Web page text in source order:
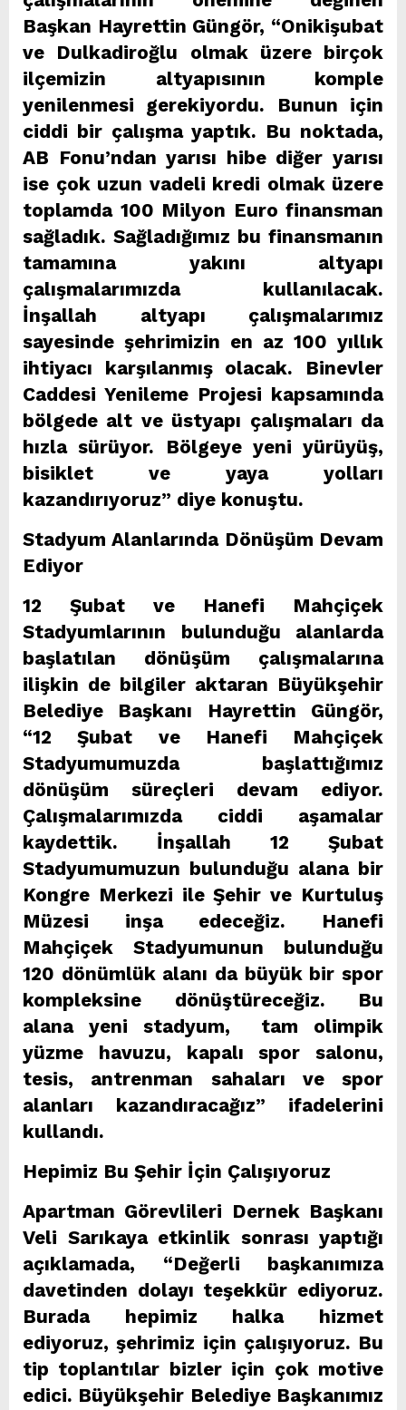
Başkan Hayrettin Güngör, “Onikişubat
ve Dulkadiroğlu olmak üzere birçok
ilçemizin altyapısının komple
yenilenmesi gerekiyordu. Bunun için
ciddi bir çalışma yaptık. Bu noktada,
AB Fonu’ndan yarısı hibe diğer yarısı
ise çok uzun vadeli kredi olmak üzere
toplamda 100 Milyon Euro finansman
sağladık. Sağladığımız bu finansmanın
tamamına yakını altyapı
çalışmalarımızda kullanılacak.
İnşallah altyapı çalışmalarımız
sayesinde şehrimizin en az 100 yıllık
ihtiyacı karşılanmış olacak. Binevler
Caddesi Yenileme Projesi kapsamında
bölgede alt ve üstyapı çalışmaları da
hızla sürüyor. Bölgeye yeni yürüyüş,
bisiklet ve yaya yolları
kazandırıyoruz” diye konuştu.
Stadyum Alanlarında Dönüşüm Devam
Ediyor
12 Şubat ve Hanefi Mahçiçek
Stadyumlarının bulunduğu alanlarda
başlatılan dönüşüm çalışmalarına
ilişkin de bilgiler aktaran Büyükşehir
Belediye Başkanı Hayrettin Güngör,
“12 Şubat ve Hanefi Mahçiçek
Stadyumumuzda başlattığımız
dönüşüm süreçleri devam ediyor.
Çalışmalarımızda ciddi aşamalar
kaydettik. İnşallah 12 Şubat
Stadyumumuzun bulunduğu alana bir
Kongre Merkezi ile Şehir ve Kurtuluş
Müzesi inşa edeceğiz. Hanefi
Mahçiçek Stadyumunun bulunduğu
120 dönümlük alanı da büyük bir spor
kompleksine dönüştüreceğiz. Bu
alana yeni stadyum, tam olimpik
yüzme havuzu, kapalı spor salonu,
tesis, antrenman sahaları ve spor
alanları kazandıracağız” ifadelerini
kullandı.
Hepimiz Bu Şehir İçin Çalışıyoruz
Apartman Görevlileri Dernek Başkanı
Veli Sarıkaya etkinlik sonrası yaptığı
açıklamada, “Değerli başkanımıza
davetinden dolayı teşekkür ediyoruz.
Burada hepimiz halka hizmet
ediyoruz, şehrimiz için çalışıyoruz. Bu
tip toplantılar bizler için çok motive
edici. Büyükşehir Belediye Başkanımız